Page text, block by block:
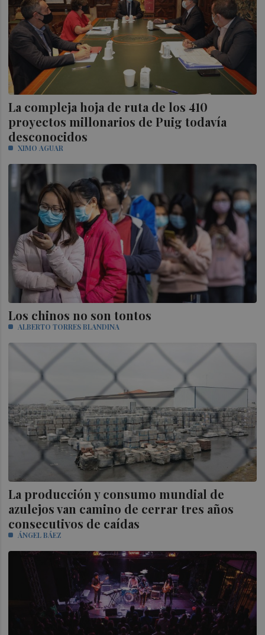
La compleja hoja de ruta de los 410
proyectos millonarios de Puig todavía
desconocidos
XIMO AGUAR
Los chinos no son tontos
ALBERTO TORRES BLANDINA
La producción y consumo mundial de
azulejos van camino de cerrar tres años
consecutivos de caídas
ÁNGEL BÁEZ